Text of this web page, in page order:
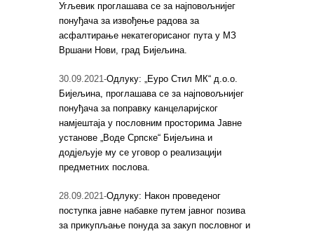
Угљевик проглашава се за најповољнијег
понуђача за извођење радова за
асфалтирање некатегорисаног пута у МЗ
Вршани Нови, град Бијељина.
30.09.2021-Одлуку: „Еуро Стил МК“ д.о.о.
Бијељина, проглашава се за најповољнијег
понуђача за поправку канцеларијског
намјештаја у пословним просторима Јавне
установе „Воде Српске“ Бијељина и
додјељује му се уговор о реализацији
предметних послова.
28.09.2021-Одлуку: Након проведеног
поступка јавне набавке путем јавног позива
за прикупљање понуда за закуп пословног и